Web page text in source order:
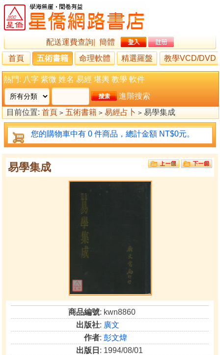
配送運費查詢
簡體
首頁
五術書籍 命理軟體 精選羅盤 教學VCD/DVD
熱門: 八字 紫微 姓名 易經 堪輿 教學 軟件
進階搜索
目前位置: 首頁 > 五術書籍 > 易經占卜 > 易學集成
您的購物車中有 0 件商品，總計金額 NT$0元。
易學集成
商品編號: kwn8860
出版社: 廣文
作者:彭文煒
出版日 : 1994/08/01